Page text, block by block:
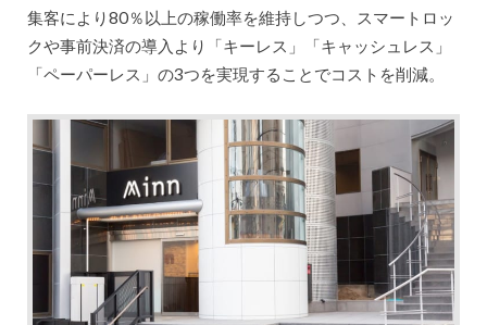
集客により80％以上の稼働率を維持しつつ、スマートロッ
クや事前決済の導入より「キーレス」「キャッシュレス」
「ペーパーレス」の3つを実現することでコストを削減。